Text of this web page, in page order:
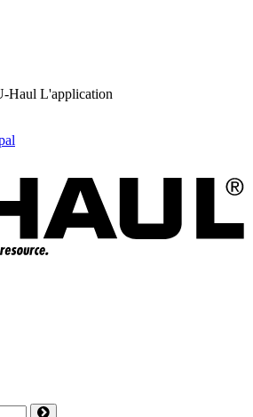
Haul L'application